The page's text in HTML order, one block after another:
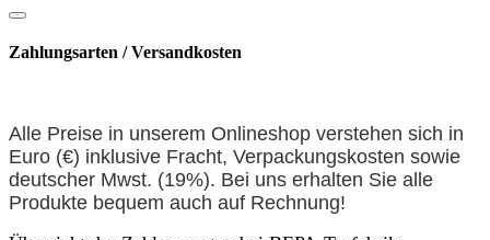
Zahlungsarten / Versandkosten
Alle Preise in unserem Onlineshop verstehen sich in
Euro (€) inklusive Fracht, Verpackungskosten sowie
deutscher Mwst. (19%). Bei uns erhalten Sie alle
Produkte bequem auch auf Rechnung!